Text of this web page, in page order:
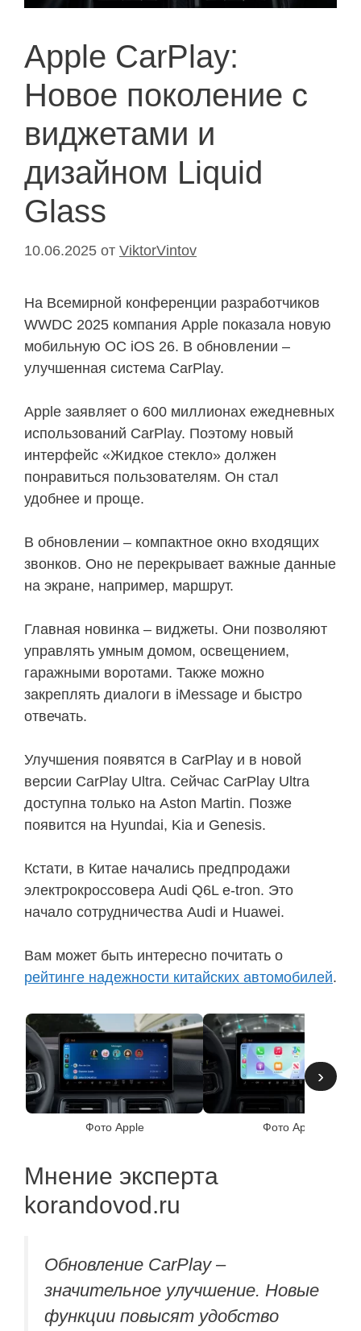
Apple CarPlay:
Новое поколение с
виджетами и
дизайном Liquid
Glass
10.06.2025 от ViktorVintov
На Всемирной конференции разработчиков
WWDC 2025 компания Apple показала новую
мобильную ОС iOS 26. В обновлении –
улучшенная система CarPlay.
Apple заявляет о 600 миллионах ежедневных
использований CarPlay. Поэтому новый
интерфейс «Жидкое стекло» должен
понравиться пользователям. Он стал
удобнее и проще.
В обновлении – компактное окно входящих
звонков. Оно не перекрывает важные данные
на экране, например, маршрут.
Главная новинка – виджеты. Они позволяют
управлять умным домом, освещением,
гаражными воротами. Также можно
закреплять диалоги в iMessage и быстро
отвечать.
Улучшения появятся в CarPlay и в новой
версии CarPlay Ultra. Сейчас CarPlay Ultra
доступна только на Aston Martin. Позже
появится на Hyundai, Kia и Genesis.
Кстати, в Китае начались предпродажи
электрокроссовера Audi Q6L e-tron. Это
начало сотрудничества Audi и Huawei.
Вам может быть интересно почитать о
рейтинге надежности китайских автомобилей.
Фото Apple Фото Apple
›
Мнение эксперта
korandovod.ru
Обновление CarPlay –
значительное улучшение. Новые
функции повысят удобство